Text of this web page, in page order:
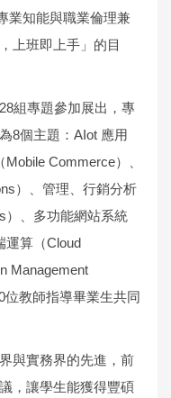
業知能與職業倫理兼
上班即上手」的目
組專題參加展出，專
8個主題：AIot 應用
Mobile Commerce）、
）、管理、行銷分析
）、多功能網站系統
運算（Cloud
Management
教師指導畢業生共同
實務界的先進，前
，讓學生能獲得豐碩